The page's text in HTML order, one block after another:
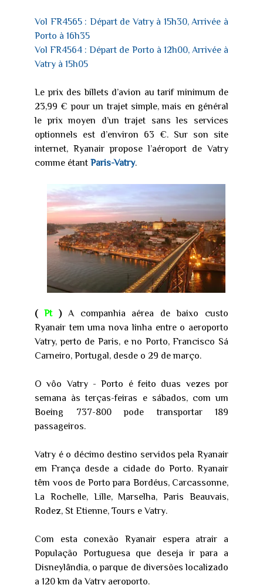
Vol FR4565 : Départ de Vatry à 15h30, Arrivée à
Porto à 16h35
Vol FR4564 : Départ de Porto à 12h00, Arrivée à
Vatry à 15h05
Le prix des billets d’avion au tarif minimum de
23,99 € pour un trajet simple, mais en général
le prix moyen d’un trajet sans les services
optionnels est d’environ 63 €. Sur son site
internet, Ryanair propose l’aéroport de Vatry
comme étant Paris-Vatry.
( Pt)A companhia aérea de baixo custo
Ryanair tem uma nova linha entre o aeroporto
Vatry, perto de Paris, e no Porto, Francisco Sá
Carneiro, Portugal, desde o 29 de março.
O vôo Vatry - Porto é feito duas vezes por
semana às terças-feiras e sábados, com um
Boeing 737-800 pode transportar 189
passageiros.
Vatry é o décimo destino servidos pela Ryanair
em França desde a cidade do Porto. Ryanair
têm voos de Porto para Bordéus, Carcassonne,
La Rochelle, Lille, Marselha, Paris Beauvais,
Rodez, St Etienne, Tours e Vatry.
Com esta conexão Ryanair espera atrair a
População Portuguesa que deseja ir para a
Disneylândia, o parque de diversões localizado
a 120 km da Vatry aeroporto.